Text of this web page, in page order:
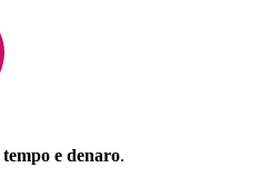
tempo e denaro.